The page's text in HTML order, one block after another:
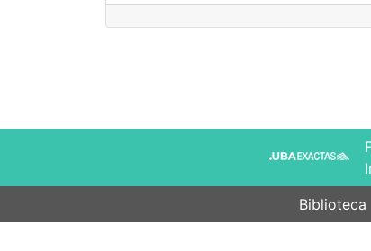
Biblioteca